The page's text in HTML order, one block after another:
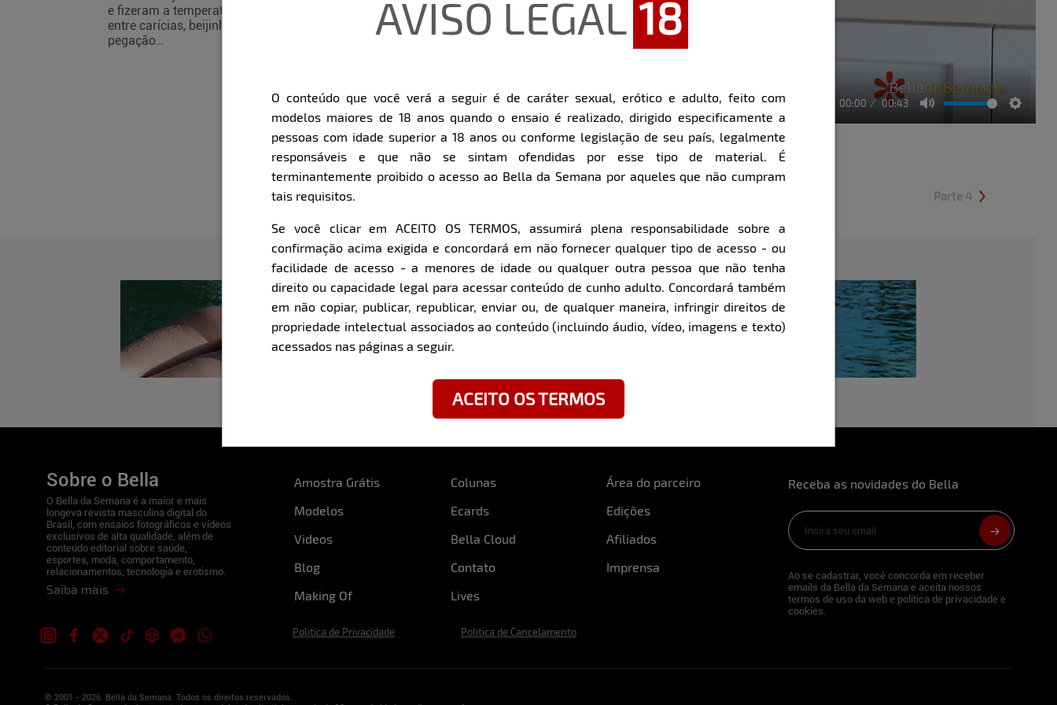
e fizeram a temperatura subir
entre carícias, beijinhos e muita
pegação…
RestartRewind
10s
Play Forward
10s
00:00 00:43
Download
Parte 4
AVISO LEGAL 18
O conteúdo que você verá a seguir é de caráter sexual, erótico e adulto, feito com
modelos maiores de 18 anos quando o ensaio é realizado, dirigido especificamente a
pessoas com idade superior a 18 anos ou conforme legislação de seu país, legalmente
responsáveis e que não se sintam ofendidas por esse tipo de material. É
terminantemente proibido o acesso ao Bella da Semana por aqueles que não cumpram
tais requisitos.
Se você clicar em ACEITO OS TERMOS, assumirá plena responsabilidade sobre a
confirmação acima exigida e concordará em não fornecer qualquer tipo de acesso - ou
facilidade de acesso - a menores de idade ou qualquer outra pessoa que não tenha
direito ou capacidade legal para acessar conteúdo de cunho adulto. Concordará também
em não copiar, publicar, republicar, enviar ou, de qualquer maneira, infringir direitos de
propriedade intelectual associados ao conteúdo (incluindo áudio, vídeo, imagens e texto)
acessados nas páginas a seguir.
ACEITO OS TERMOS
Sobre o Bella
O Bella da Semana é a maior e mais
longeva revista masculina digital do
Brasil, com ensaios fotográficos e vídeos
exclusivos de alta qualidade, além de
conteúdo editorial sobre saúde,
esportes, moda, comportamento,
relacionamentos, tecnologia e erotismo.
Saiba mais
Amostra Grátis Colunas
Área do parceiro
Modelos
Ecards
Edições
Videos
Bella Cloud
Afiliados
Blog
Contato
Imprensa
Making Of
Lives
Receba as novidades do Bella
Ao se cadastrar, você concorda em receber
emails da Bella da Semana e aceita nossos
termos de uso da web e política de privacidade e
cookies.
Politica de Privacidade Politica de Cancelamento
© 2001 - 2026. Bella da Semana. Todos os direitos reservados.